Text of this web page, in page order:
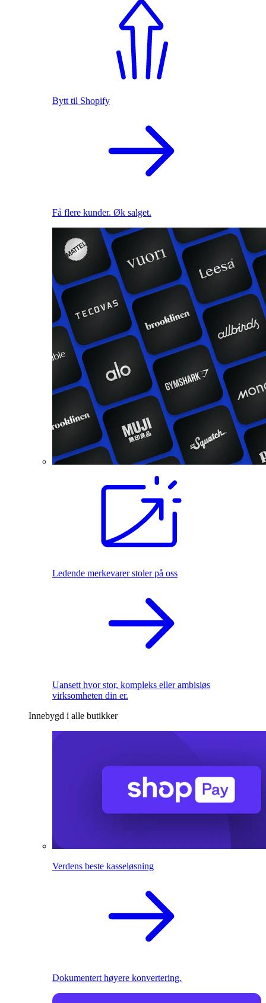
Bytt til Shopify
Få flere kunder. Øk salget.
Ledende merkevarer stoler på oss
Uansett hvor stor, kompleks eller ambisiøs
virksomheten din er.
Innebygd i alle butikker
Verdens beste kasseløsning
Dokumentert høyere konvertering.